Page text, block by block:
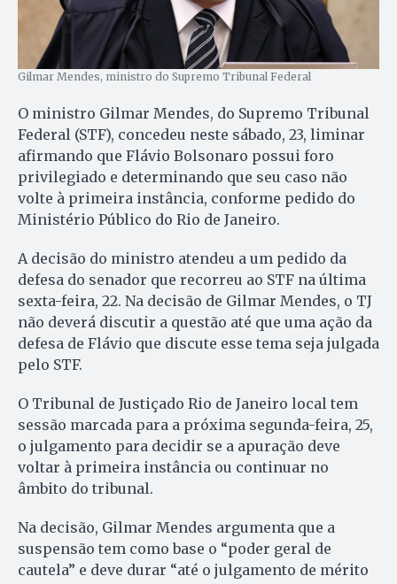
Gilmar Mendes, ministro do Supremo Tribunal Federal
O ministro Gilmar Mendes, do Supremo Tribunal
Federal (STF), concedeu neste sábado, 23, liminar
afirmando que Flávio Bolsonaro possui foro
privilegiado e determinando que seu caso não
volte à primeira instância, conforme pedido do
Ministério Público do Rio de Janeiro.
A decisão do ministro atendeu a um pedido da
defesa do senador que recorreu ao STF na última
sexta-feira, 22. Na decisão de Gilmar Mendes, o TJ
não deverá discutir a questão até que uma ação da
defesa de Flávio que discute esse tema seja julgada
pelo STF.
O Tribunal de Justiçado Rio de Janeiro local tem
sessão marcada para a próxima segunda-feira, 25,
o julgamento para decidir se a apuração deve
voltar à primeira instância ou continuar no
âmbito do tribunal.
Na decisão, Gilmar Mendes argumenta que a
suspensão tem como base o “poder geral de
cautela” e deve durar “até o julgamento de mérito